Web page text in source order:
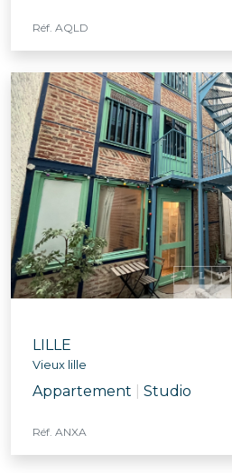
Réf. AQLD
LILLE
Vieux lille
Appartement Studio
Réf. ANXA